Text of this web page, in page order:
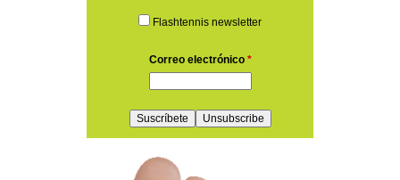
Flashtennis newsletter
Correo electrónico *